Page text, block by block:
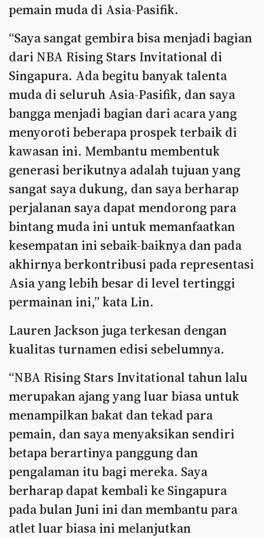
pemain muda di Asia-Pasifik.
“Saya sangat gembira bisa menjadi bagian
dari NBA Rising Stars Invitational di
Singapura. Ada begitu banyak talenta
muda di seluruh Asia-Pasifik, dan saya
bangga menjadi bagian dari acara yang
menyoroti beberapa prospek terbaik di
kawasan ini. Membantu membentuk
generasi berikutnya adalah tujuan yang
sangat saya dukung, dan saya berharap
perjalanan saya dapat mendorong para
bintang muda ini untuk memanfaatkan
kesempatan ini sebaik-baiknya dan pada
akhirnya berkontribusi pada representasi
Asia yang lebih besar di level tertinggi
permainan ini,” kata Lin.
Lauren Jackson juga terkesan dengan
kualitas turnamen edisi sebelumnya.
“NBA Rising Stars Invitational tahun lalu
merupakan ajang yang luar biasa untuk
menampilkan bakat dan tekad para
pemain, dan saya menyaksikan sendiri
betapa berartinya panggung dan
pengalaman itu bagi mereka. Saya
berharap dapat kembali ke Singapura
pada bulan Juni ini dan membantu para
atlet luar biasa ini melanjutkan